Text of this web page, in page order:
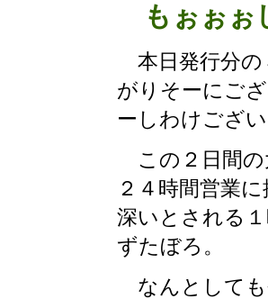
もぉぉぉ
本日発行分の
がりそーにご
ーしわけござい
この２日間の
２４時間営業
深いとされる
ずたぼろ。
なんとしても